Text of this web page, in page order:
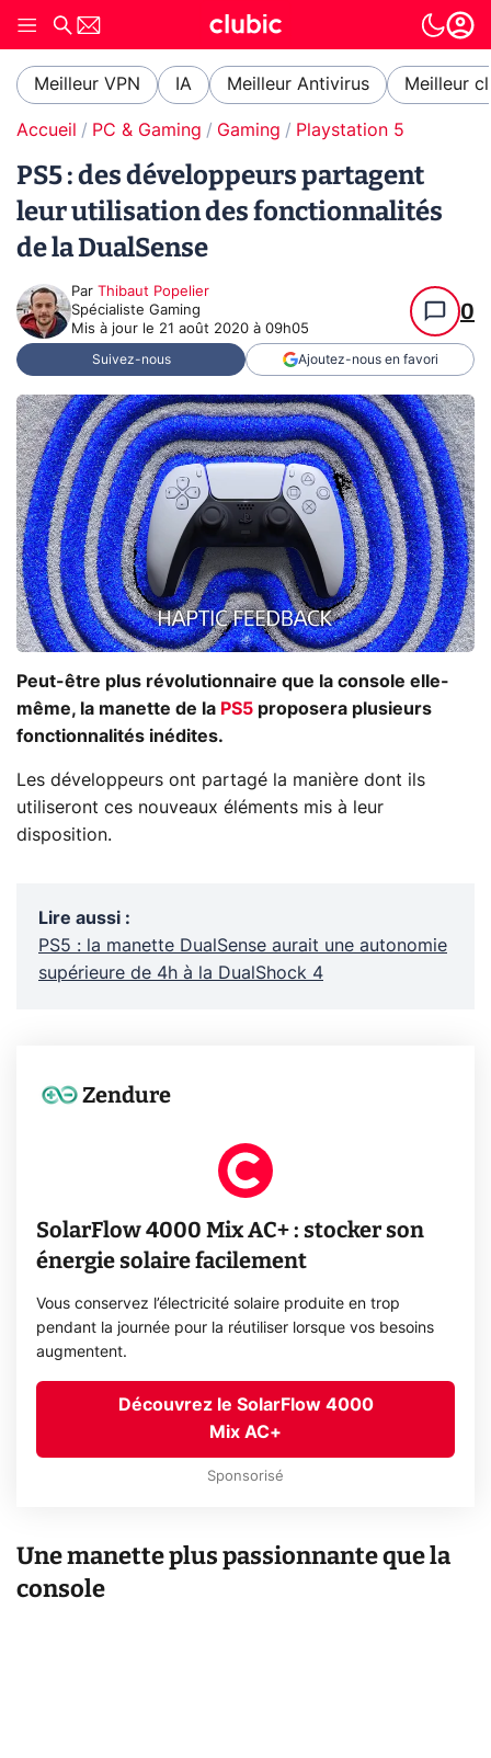
Meilleur VPN IA Meilleur Antivirus Meilleur
Accueil PC & Gaming Gaming Playstation 5
PS5 : des développeurs partagent
leur utilisation des fonctionnalités
de la DualSense
Par Thibaut Popelier
Spécialiste Gaming
Mis à jour le 21 août 2020 à 09h05
0
Suivez-nous Ajoutez-nous en favori
Peut-être plus révolutionnaire que la console elle-
même, la manette de la PS5 proposera plusieurs
fonctionnalités inédites.
Les développeurs ont partagé la manière dont ils
utiliseront ces nouveaux éléments mis à leur
disposition.
Lire aussi :
PS5 : la manette DualSense aurait une autonomie
supérieure de 4h à la DualShock 4
Zendure
SolarFlow 4000 Mix AC+ : stocker son
énergie solaire facilement
Vous conservez l’électricité solaire produite en trop
pendant la journée pour la réutiliser lorsque vos besoins
augmentent.
Découvrez le SolarFlow 4000
Mix AC+
Sponsorisé
Une manette plus passionnante que la
console